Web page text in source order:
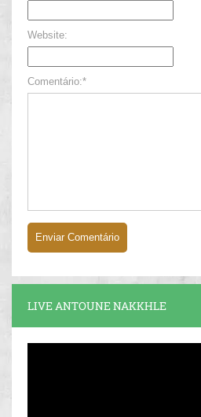
Website:
Comentário:*
LIVE ANTOUNE NAKKHLE